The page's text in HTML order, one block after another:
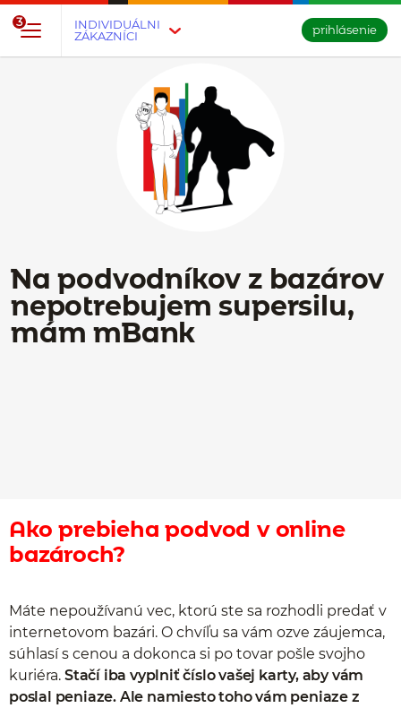
INDIVIDUÁLNI
ZÁKAZNÍCI
3
prihlásenie
Na podvodníkov z bazárov
nepotrebujem supersilu,
mám mBank
Ako prebieha podvod v online
bazároch?
Máte nepoužívanú vec, ktorú ste sa rozhodli predať v
internetovom bazári. O chvíľu sa vám ozve záujemca,
súhlasí s cenou a dokonca si po tovar pošle svojho
kuriéra. Stačí iba vyplniť číslo vašej karty, aby vám
poslal peniaze. Ale namiesto toho vám peniaze z